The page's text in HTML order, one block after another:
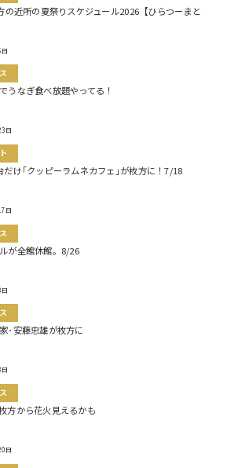
の近所の夏祭りスケジュール2026【ひらつーまと
うなぎ食べ放題やってる！
日
だけ｢クッピーラムネカフェ｣が枚方に！7/18
日
が全館休館。8/26
･安藤忠雄が枚方に
方から花火見えるかも
日